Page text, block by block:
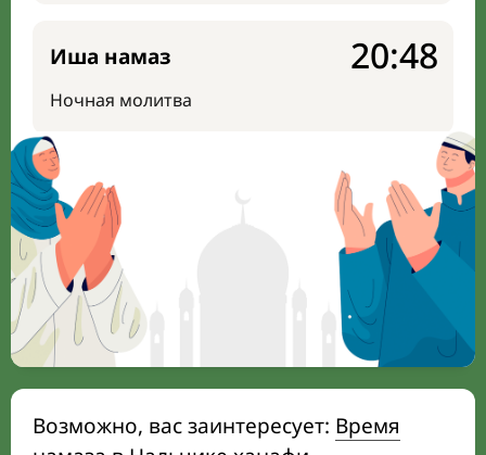
Иша намаз
Ночная молитва
20:48
Возможно, вас заинтересует: Время